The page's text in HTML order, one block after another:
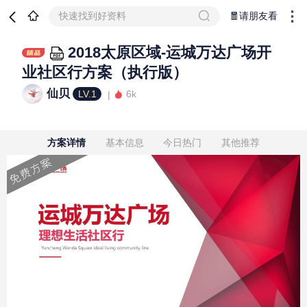
快速找到好资料 🧧请朋友看
2018太原区域-运城万达广场开
业社区行方案（执行版）
仙贝 LV.1 6k
方案详情 基本信息 今日热门 其他推荐